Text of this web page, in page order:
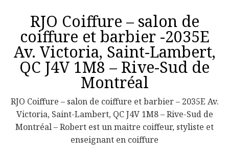
RJO Coiffure – salon de
coiffure et barbier -2035E
Av. Victoria, Saint-Lambert,
QC J4V 1M8 – Rive-Sud de
Montréal
RJO Coiffure – salon de coiffure et barbier – 2035E Av.
Victoria, Saint-Lambert, QC J4V 1M8 – Rive-Sud de
Montréal – Robert est un maitre coiffeur, styliste et
enseignant en coiffure